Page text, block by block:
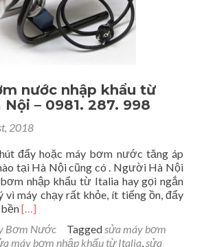
nước nhập khẩu từ
– 0981. 287. 998
2018
đẩy hoặc máy bơm nước tăng áp
tại Hà Nội cũng có . Người Hà Nội
nhập khẩu từ Italia hay gọi ngắn
vì máy chạy rất khỏe, ít tiếng ồn, đẩy
Read
about
[…]
Bơm Nước Taggedsửa máy bơm
máy bơm nhập khẩu từ Italia,sửa